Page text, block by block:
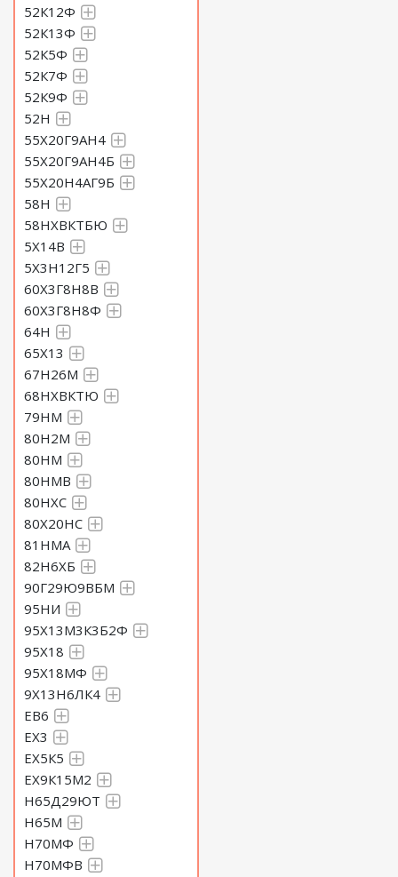
52К12Ф
52К13Ф
52К5Ф
52К7Ф
52К9Ф
52Н
55Х20Г9АН4
55Х20Г9АН4Б
55Х20Н4АГ9Б
58Н
58НХВКТБЮ
5Х14В
5Х3Н12Г5
60Х3Г8Н8В
60Х3Г8Н8Ф
64Н
65Х13
67Н26М
68НХВКТЮ
79НМ
80Н2М
80НМ
80НМВ
80НХС
80Х20НС
81НМА
82Н6ХБ
90Г29Ю9ВБМ
95НИ
95Х13М3К3Б2Ф
95Х18
95Х18МФ
9Х13Н6ЛК4
ЕВ6
ЕХ3
ЕХ5К5
ЕХ9К15М2
Н65Д29ЮТ
Н65М
Н70МФ
Н70МФВ